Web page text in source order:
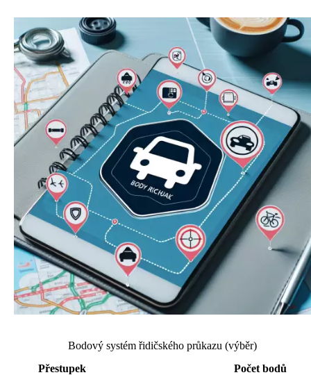
Bodový systém řidičského průkazu (výběr)
Přestupek
Počet bodů